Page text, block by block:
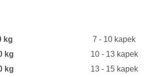
kg
7 - 10 kapek
kg
10 - 13 kapek
kg
13 - 15 kapek